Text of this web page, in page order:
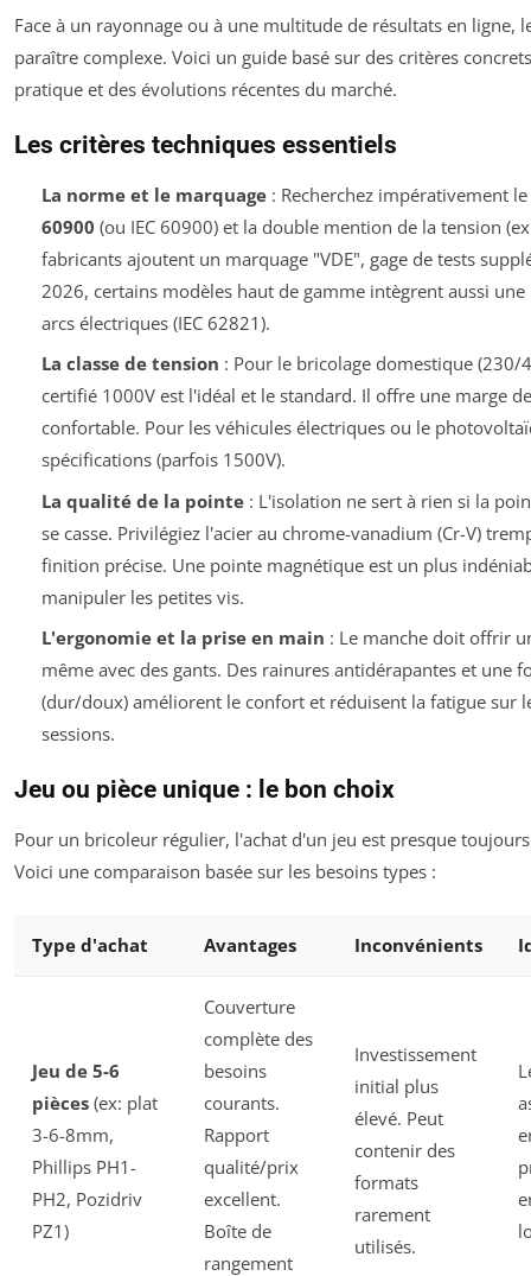
Face à un rayonnage ou à une multitude de résultats en ligne,
paraître complexe. Voici un guide basé sur des critères
pratique et des évolutions récentes du marché.
Les critères techniques essentiels
La norme et le marquage: Recherchez impérativement
60900 (ou IEC 60900) et la double mention de la tension
fabricants ajoutent un marquage "VDE", gage de tests
2026, certains modèles haut de gamme intègrent aussi
arcs électriques (IEC 62821).
La classe de tension : Pour le bricolage domestique (230/
certifié 1000V est l'idéal et le standard. Il offre une marge
confortable. Pour les véhicules électriques ou le
spécifications (parfois 1500V).
La qualité de la pointe: L'isolation ne sert à rien si la
se casse. Privilégiez l'acier au chrome-vanadium (Cr-V)
finition précise. Une pointe magnétique est un plus
manipuler les petites vis.
L'ergonomie et la prise en main : Le manche doit offrir
même avec des gants. Des rainures antidérapantes et une
(dur/doux) améliorent le confort et réduisent la fatigue sur
sessions.
Jeu ou pièce unique : le bon choix
Pour un bricoleur régulier, l'achat d'un jeu est presque
Voici une comparaison basée sur les besoins types :
Type d'achat Avantages Inconvénients
Jeu de 5-6
pièces (ex: plat
3-6-8mm,
Phillips PH1-
PH2, Pozidriv
PZ1)
Couverture
complète des
besoins
courants.
Rapport
qualité/prix
excellent.
Boîte de
rangement
Investissement
initial plus
élevé. Peut
contenir des
formats
rarement
utilisés.